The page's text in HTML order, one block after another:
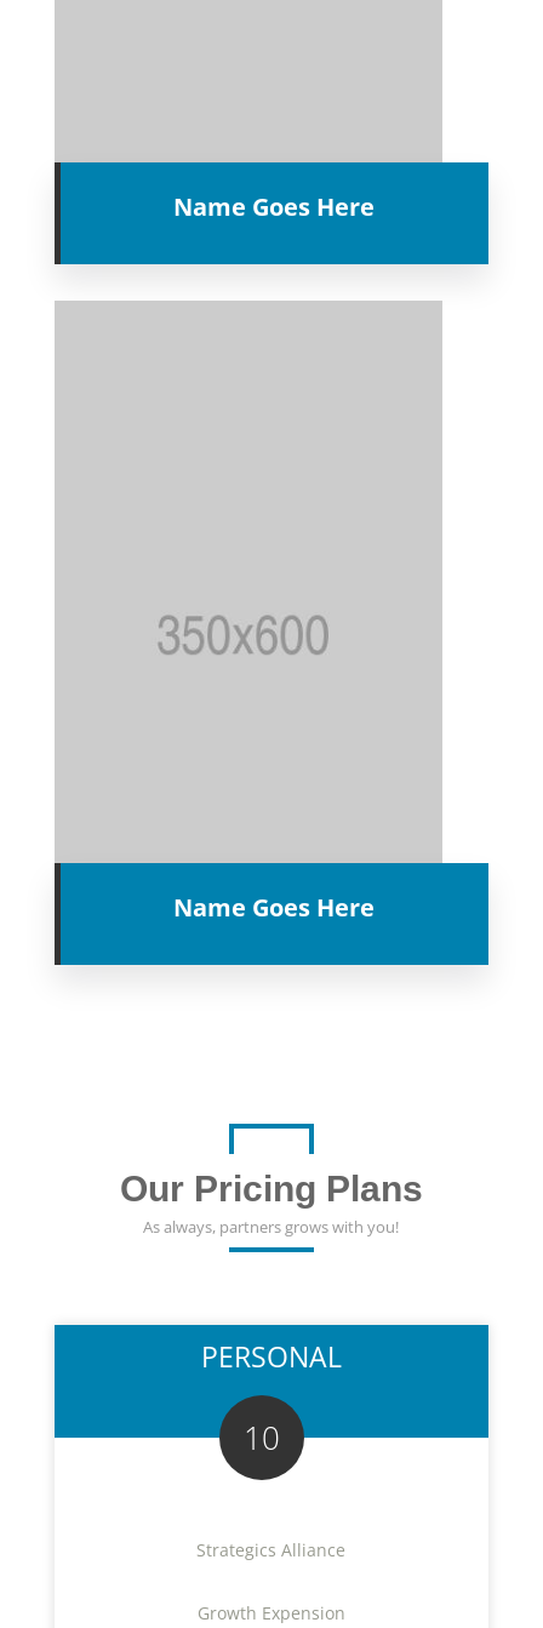
Name Goes Here
Name Goes Here
Our Pricing Plans
As always, partners grows with you!
PERSONAL
10
Strategics Alliance
Growth Expension